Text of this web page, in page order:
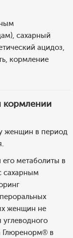
сахарный
ацидоз,
кормление
кормлении
женщин в период
метаболиты в
сахарным
женщин не
Глюренорм® в